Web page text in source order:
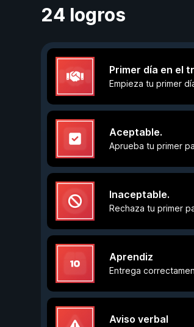
24 logros
Primer día en el
Empieza tu primer
Aceptable.
Aprueba tu primer
Inaceptable.
Rechaza tu primer
Aprendiz
Entrega
Aviso verbal